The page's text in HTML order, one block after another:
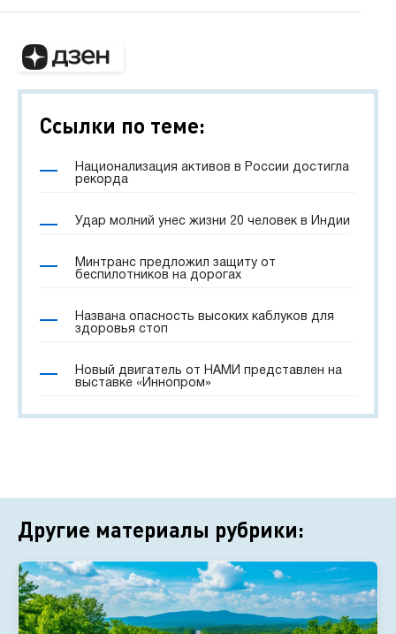
Ссылки по теме:
Национализация активов в России достигла
рекорда
Удар молний унес жизни 20 человек в Индии
Минтранс предложил защиту от
беспилотников на дорогах
Названа опасность высоких каблуков для
здоровья стоп
Новый двигатель от НАМИ представлен на
выставке «Иннопром»
Другие материалы рубрики: